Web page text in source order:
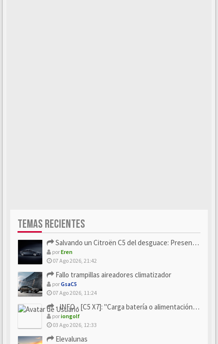
TEMAS RECIENTES
Salvando un Citroën C5 del desguace: Presentación y seguimiento
porEren
07 Ago 2026, 21:42
Fallo trampillas aireadores climatizador
porGsaC5
07 Ago 2026, 11:24
- INFO - [C5 X7]: "Carga batería o alimentación eléctri...
poriongolf
03 Ago 2026, 12:33
Elevalunas